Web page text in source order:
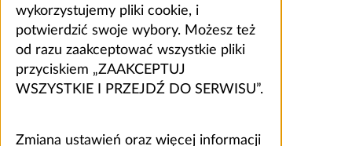
wykorzystujemy pliki cookie, i
potwierdzić swoje wybory. Możesz też
od razu zaakceptować wszystkie pliki
przyciskiem „ZAAKCEPTUJ
WSZYSTKIE I PRZEJDŹ DO SERWISU”.
Zmiana ustawień oraz więcej informacji